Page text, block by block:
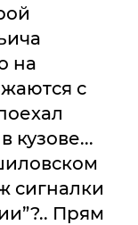
на
с
кузове...
сигналки
Прям